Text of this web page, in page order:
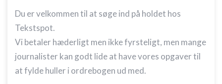
Du er velkommen til at søge ind på holdet hos
Tekstspot.
Vi betaler hæderligt men ikke fyrsteligt, men mange
journalister kan godt lide at have vores opgaver til
at fylde huller i ordrebogen ud med.